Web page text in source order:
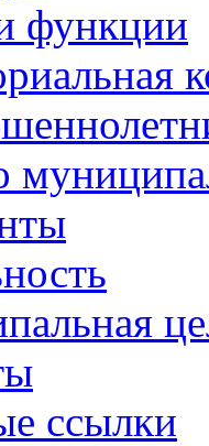
функции
ссылки